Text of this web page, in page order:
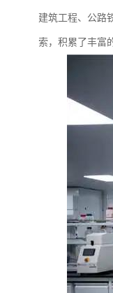
建筑工程、公路
索，积累了丰富